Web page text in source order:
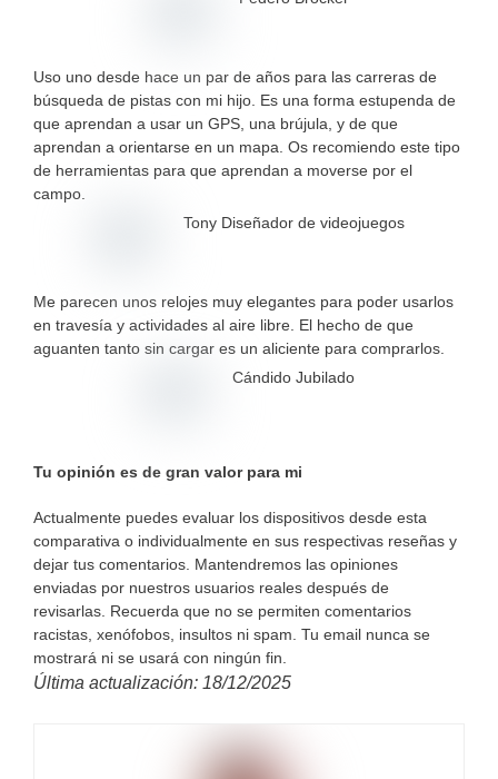
Uso uno desde hace un par de años para las carreras de
búsqueda de pistas con mi hijo. Es una forma estupenda de
que aprendan a usar un GPS, una brújula, y de que
aprendan a orientarse en un mapa. Os recomiendo este tipo
de herramientas para que aprendan a moverse por el
campo.
Tony Diseñador de videojuegos
Me parecen unos relojes muy elegantes para poder usarlos
en travesía y actividades al aire libre. El hecho de que
aguanten tanto sin cargar es un aliciente para comprarlos.
Cándido Jubilado
Tu opinión es de gran valor para mi
Actualmente puedes evaluar los dispositivos desde esta
comparativa o individualmente en sus respectivas reseñas y
dejar tus comentarios. Mantendremos las opiniones
enviadas por nuestros usuarios reales después de
revisarlas. Recuerda que no se permiten comentarios
racistas, xenófobos, insultos ni spam. Tu email nunca se
mostrará ni se usará con ningún fin.
Última actualización: 18/12/2025